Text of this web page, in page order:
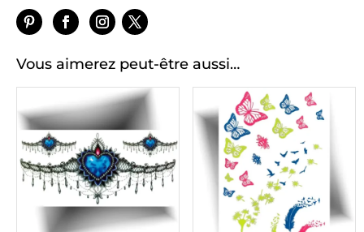
Vous aimerez peut-être aussi…